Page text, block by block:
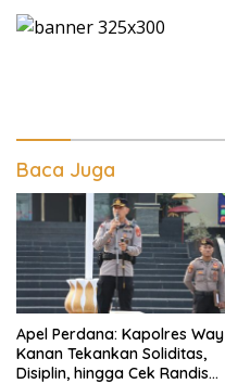
Baca Juga
Apel Perdana: Kapolres Way
Kanan Tekankan Soliditas,
Disiplin, hingga Cek Randis